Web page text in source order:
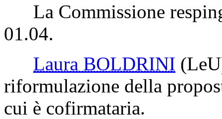
La Commissione
01.04.
Laura BOLDRINI
riformulazione della
cui è cofirmataria.